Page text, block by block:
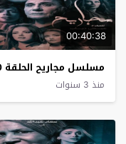
00:40:38
مسلسل مجاريح الحلقة 20
منذ 3 سنوات